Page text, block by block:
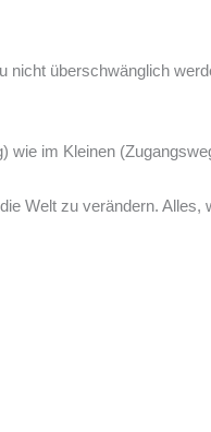
überschwänglich
wie im Kleinen
Welt zu verändern. Alles,